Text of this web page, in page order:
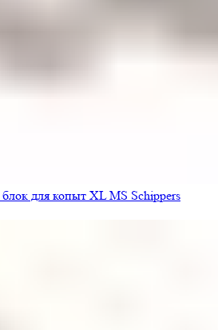
для копыт XL MS Schippers